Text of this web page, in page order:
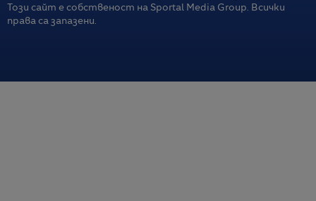
Този сайт е собственост на Sportal Media Group. Всички
права са запазени.